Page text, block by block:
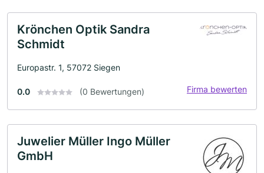
Krönchen Optik Sandra
Schmidt
Europastr. 1, 57072 Siegen
0.0 (0 Bewertungen) Firma bewerten
Juwelier Müller Ingo Müller
GmbH